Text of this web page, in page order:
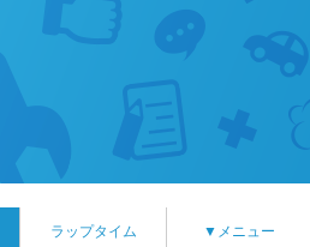
ラップタイム ▼メニュー